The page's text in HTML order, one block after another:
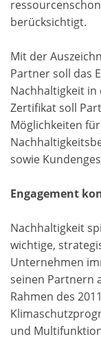
berücksichtigt.
Mit der
Partner soll das
Nachhaltigkeit in
Zertifikat soll
Möglichkeiten
sowie
Engagement
Nachhaltigkeit
wichtige,
Unternehmen
seinen Partnern
Rahmen des
und